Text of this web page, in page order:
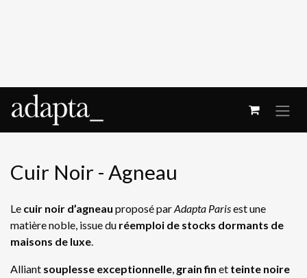
Cuir Noir - Agneau
Le cuir noir d’agneau proposé parAdapta Parisest une
matière noble, issue du réemploi de stocks dormants de
maisons de luxe.
Alliant souplesse exceptionnelle, grain fin et teinte noire